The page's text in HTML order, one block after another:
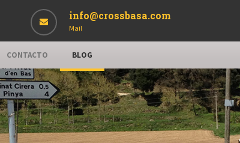
info@crossbasa.com
Mail
CONTACTO BLOG